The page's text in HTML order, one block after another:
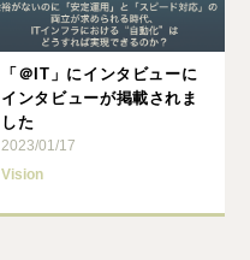
「＠IT」にインタビューに
インタビューが掲載されま
した
2023/01/17
Vision